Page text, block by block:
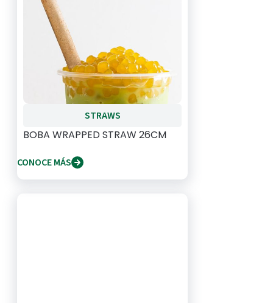
STRAWS
BOBA WRAPPED STRAW 26CM
CONOCE MÁS